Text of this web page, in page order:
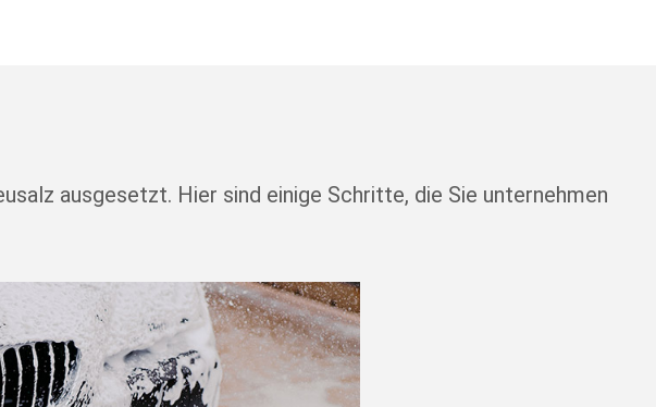
ausgesetzt. Hier sind einige Schritte, die Sie unternehmen